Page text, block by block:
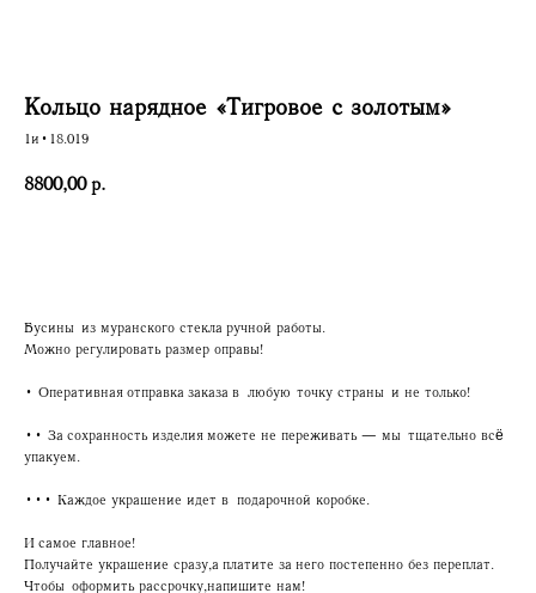
Кольцо нарядное «Тигровое с золотым»
1и•18.019
8800,00 р.
Бусины из муранского стекла ручной работы.
Можно регулировать размер оправы!
• Оперативная отправка заказа в любую точку страны и не только!
•• За сохранность изделия можете не переживать — мы тщательно всё
упакуем.
••• Каждое украшение идет в подарочной коробке.
И самое главное!
Получайте украшение сразу, а платите за него постепенно без переплат.
Чтобы оформить рассрочку, напишите нам!